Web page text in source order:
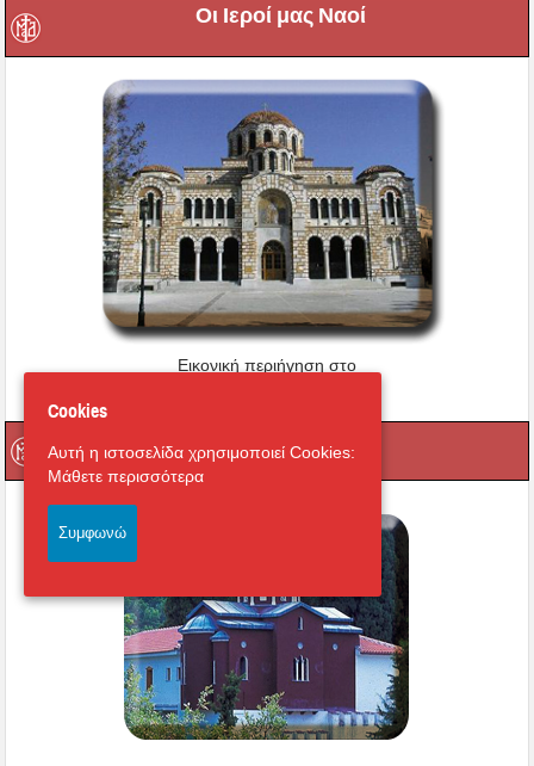
Οι Ιεροί μας Ναοί
Εικονική περιήγηση στο
Cookies
Αυτή η ιστοσελίδα χρησιμοποιεί Cookies:
Μάθετε περισσότερα
Συμφωνώ